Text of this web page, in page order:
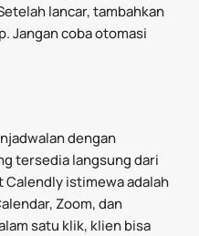
lancar, tambahkan
Jangan coba otomasi
dengan
tersedia langsung dari
Calendly istimewa adalah
Zoom, dan
satu klik, klien bisa